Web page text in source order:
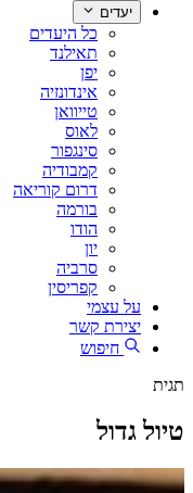
יעדים
כל היעדים
תאילנד
יפן
אינדונזיה
טייוואן
לאוס
סינגפור
קמבודיה
דרום קוריאה
בורמה
הודו
יון
סרביה
קפריסין
על עצמי
יצירת קשר
חיפוש
תגית
טיול גדול